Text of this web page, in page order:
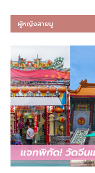
ผู้หญิงสายมู